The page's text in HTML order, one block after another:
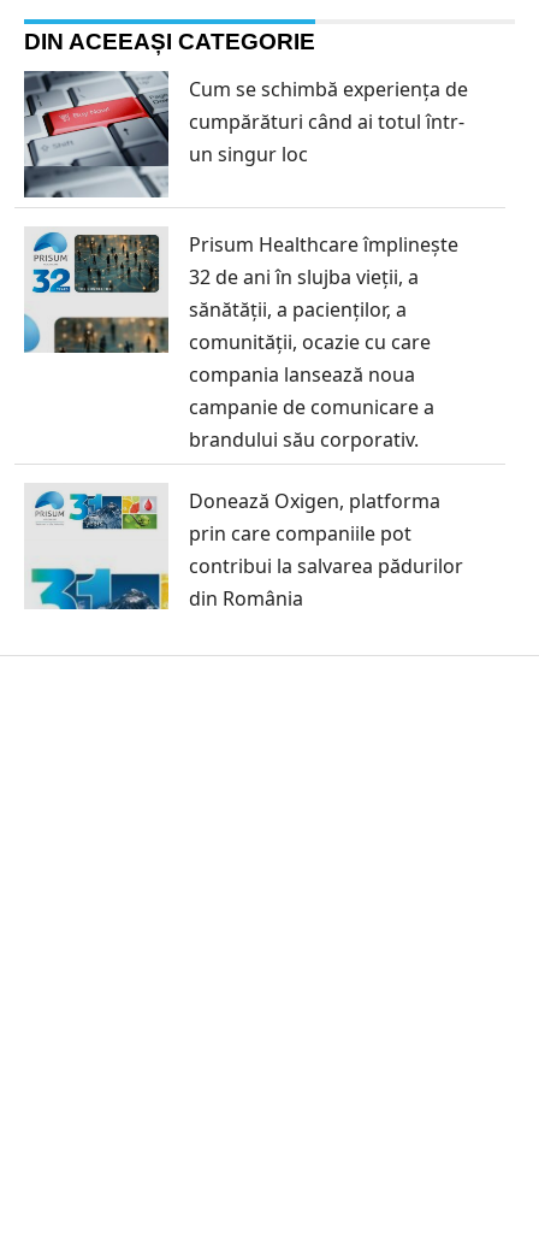
DIN ACEEAȘI CATEGORIE
Cum se schimbă experiența de
cumpărături când ai totul într-
un singur loc
Prisum Healthcare împlinește
32 de ani în slujba vieții, a
sănătății, a pacienților, a
comunității, ocazie cu care
compania lansează noua
campanie de comunicare a
brandului său corporativ.
Donează Oxigen, platforma
prin care companiile pot
contribui la salvarea pădurilor
din România